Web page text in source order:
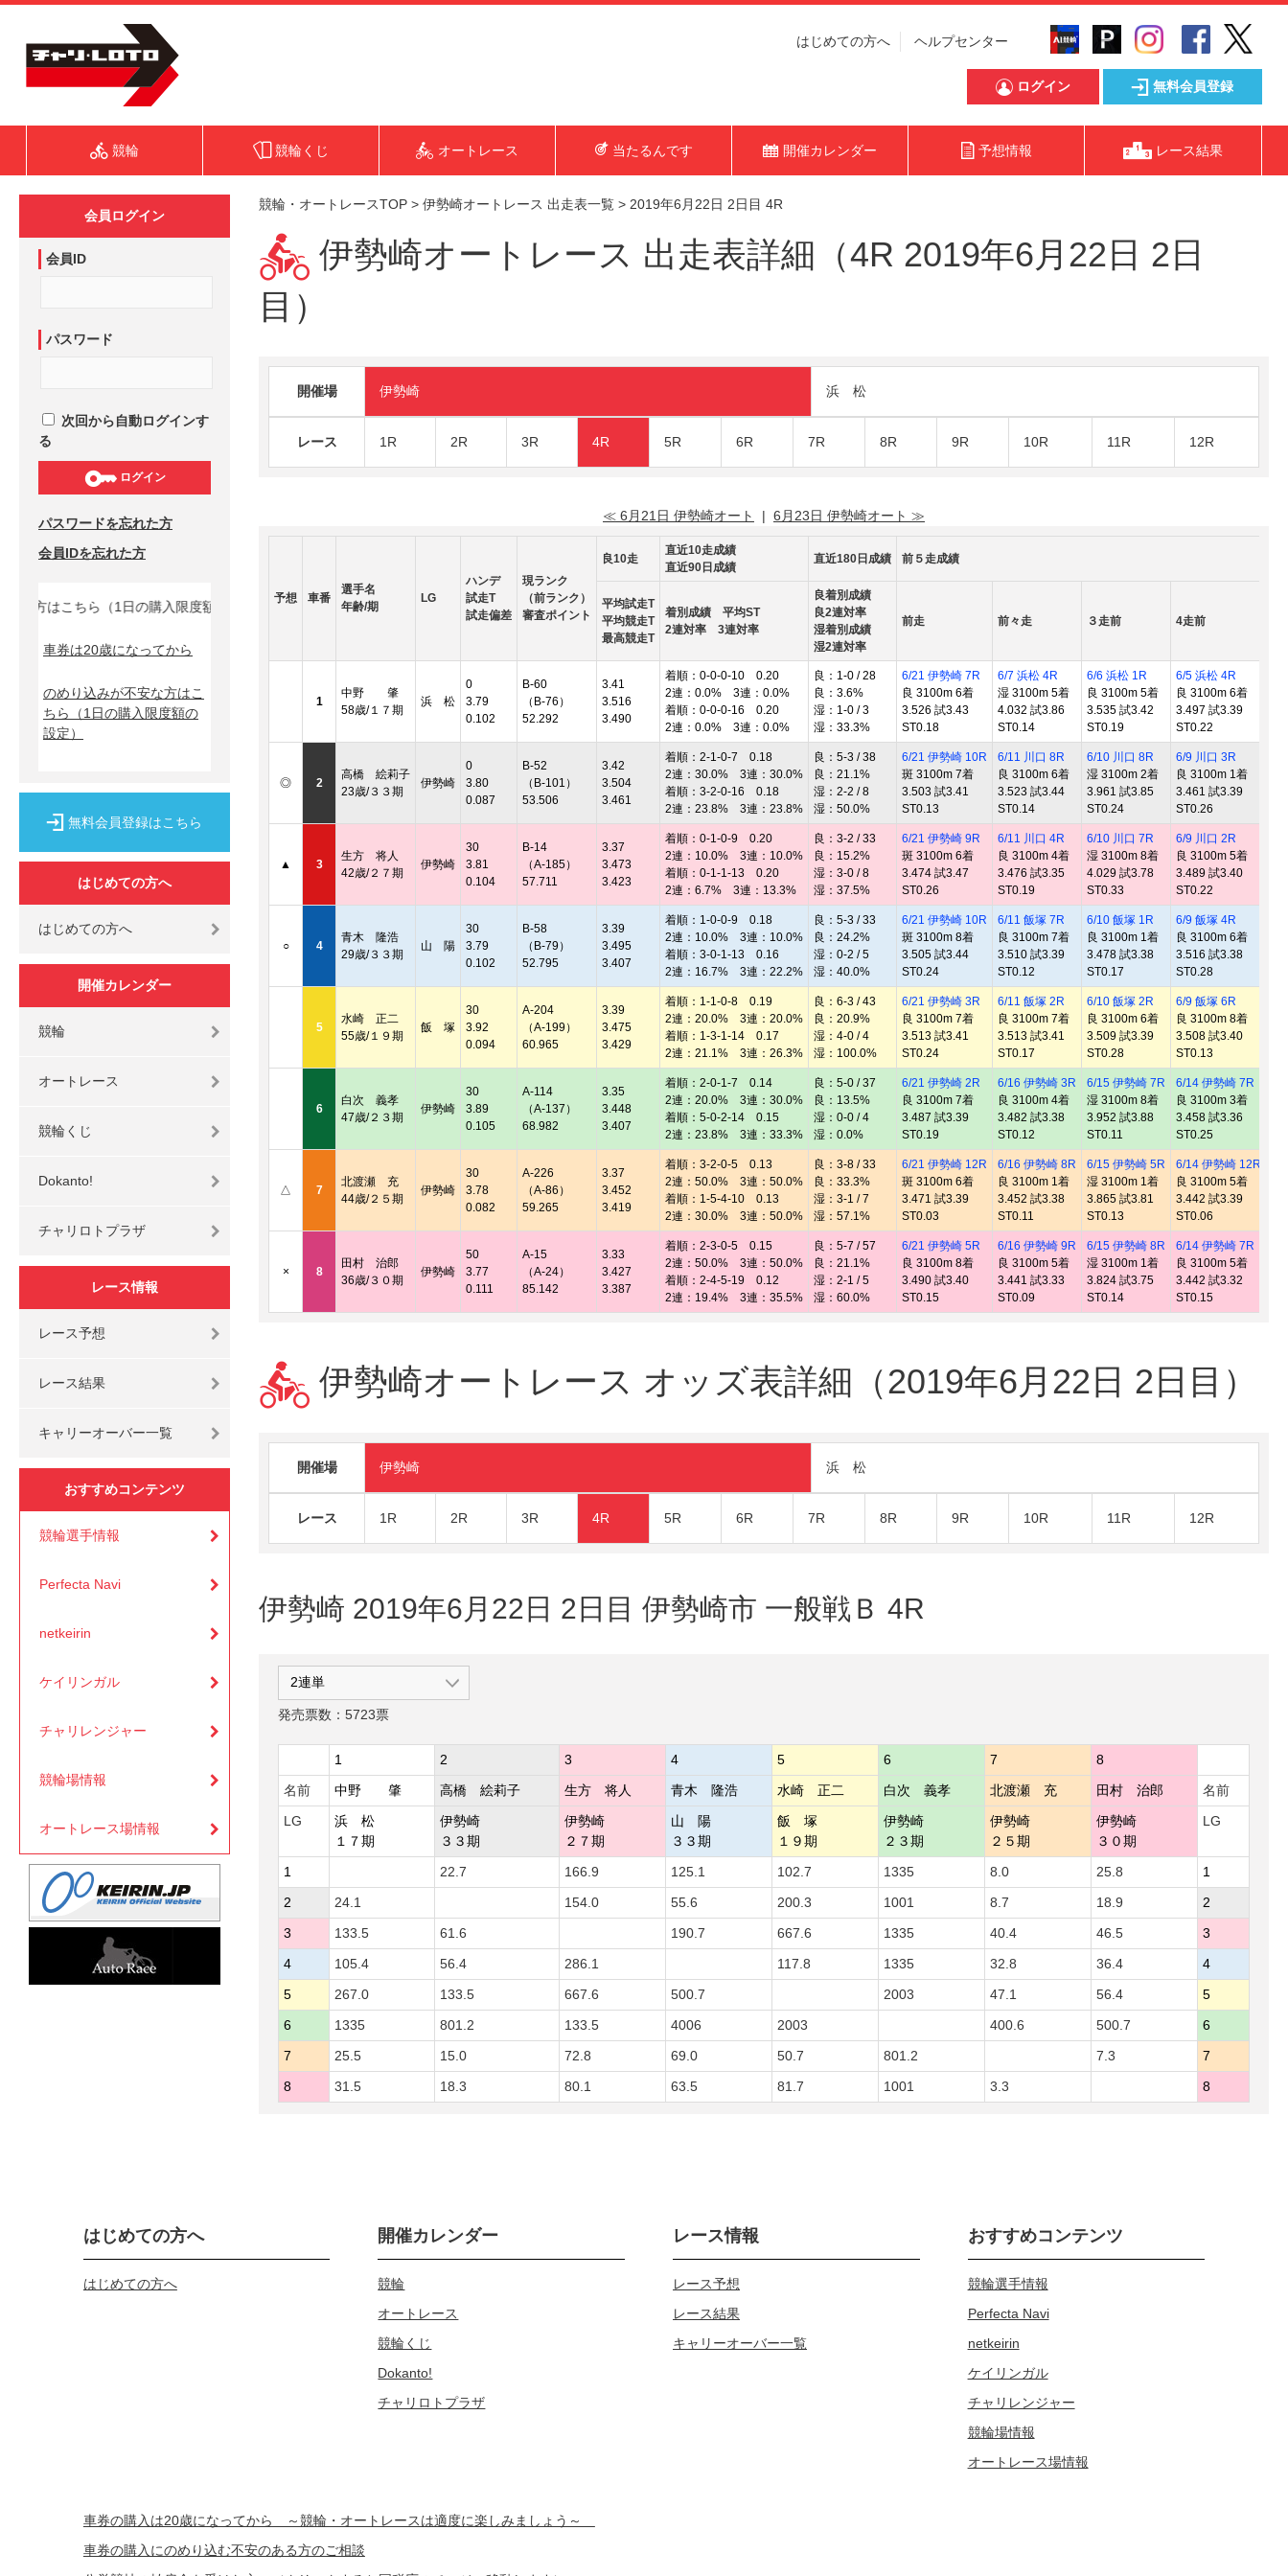
はじめての方へ ヘルプセンター
ログイン 無料会員登録
競輪 競輪くじ オートレース 当たるんです 開催カレンダー 予想情報 レース結果
会員ログイン
会員ID
パスワード
次回から自動ログインす
る
ログイン
パスワードを忘れた方
会員IDを忘れた方
こちら（1日の購入限度額の設定）↓
車券は20歳になってから
のめり込みが不安な方はこ
ちら
（1日の購入限度額の
設定）
無料会員登録はこちら
はじめての方へ
はじめての方へ
開催カレンダー
競輪
オートレース
競輪くじ
Dokanto!
チャリロトプラザ
レース情報
レース予想
レース結果
キャリーオーバー一覧
おすすめコンテンツ
競輪選手情報
Perfecta Navi
netkeirin
ケイリンガル
チャリレンジャー
競輪場情報
オートレース場情報
競輪・オートレースTOP > 伊勢崎オートレース 出走表一覧 > 2019年6月22日 2日目 4R
伊勢崎オートレース 出走表詳細（4R 2019年6月22日 2日
目）
開催場 伊勢崎 浜 松
レース 1R 2R 3R 4R 5R 6R 7R 8R 9R 10R 11R 12R
≪ 6月21日 伊勢崎オート | 6月23日 伊勢崎オート ≫
予想 車番
選手名
年齢/期
LG
ハンデ
試走T
試走偏差
現ランク
（前ランク）
審査ポイント
良10走
直近10走成績
直近90日成績
直近180日成績 前５走成績
平均試走T
平均競走T
最高競走T
着別成績 平均ST
2連対率 3連対率
良着別成績
良2連対率
湿着別成績
湿2連対率
前走 前々走 ３走前 4走前
1
中野 肇
58歳/１７期
浜 松
0
3.79
0.102
B-60
（B-76）
52.292
3.41
3.516
3.490
着順：0-0-0-10 0.20
2連：0.0% 3連：0.0%
着順：0-0-0-16 0.20
2連：0.0% 3連：0.0%
良：1-0 / 28
良：3.6%
湿：1-0 / 3
湿：33.3%
6/21 伊勢崎 7R
良 3100m 6着
3.526 試3.43
ST0.18
6/7 浜松 4R
湿 3100m 5着
4.032 試3.86
ST0.14
6/6 浜松 1R
良 3100m 5着
3.535 試3.42
ST0.19
6/5 浜松 4R
良 3100m 6着
3.497 試3.39
ST0.22
◎ 2
高橋 絵莉子
23歳/３３期
伊勢崎
0
3.80
0.087
B-52
（B-101）
53.506
3.42
3.504
3.461
着順：2-1-0-7 0.18
2連：30.0% 3連：30.0%
着順：3-2-0-16 0.18
2連：23.8% 3連：23.8%
良：5-3 / 38
良：21.1%
湿：2-2 / 8
湿：50.0%
6/21 伊勢崎 10R
斑 3100m 7着
3.503 試3.41
ST0.13
6/11 川口 8R
良 3100m 6着
3.523 試3.44
ST0.14
6/10 川口 8R
湿 3100m 2着
3.961 試3.85
ST0.24
6/9 川口 3R
良 3100m 1着
3.461 試3.39
ST0.26
▲ 3
生方 将人
42歳/２７期
伊勢崎
30
3.81
0.104
B-14
（A-185）
57.711
3.37
3.473
3.423
着順：0-1-0-9 0.20
2連：10.0% 3連：10.0%
着順：0-1-1-13 0.20
2連：6.7% 3連：13.3%
良：3-2 / 33
良：15.2%
湿：3-0 / 8
湿：37.5%
6/21 伊勢崎 9R
斑 3100m 6着
3.474 試3.47
ST0.26
6/11 川口 4R
良 3100m 4着
3.476 試3.35
ST0.19
6/10 川口 7R
湿 3100m 8着
4.029 試3.78
ST0.33
6/9 川口 2R
良 3100m 5着
3.489 試3.40
ST0.22
○ 4
青木 隆浩
29歳/３３期
山 陽
30
3.79
0.102
B-58
（B-79）
52.795
3.39
3.495
3.407
着順：1-0-0-9 0.18
2連：10.0% 3連：10.0%
着順：3-0-1-13 0.16
2連：16.7% 3連：22.2%
良：5-3 / 33
良：24.2%
湿：0-2 / 5
湿：40.0%
6/21 伊勢崎 10R
斑 3100m 8着
3.505 試3.44
ST0.24
6/11 飯塚 7R
良 3100m 7着
3.510 試3.39
ST0.12
6/10 飯塚 1R
良 3100m 1着
3.478 試3.38
ST0.17
6/9 飯塚 4R
良 3100m 6着
3.516 試3.38
ST0.28
5
水崎 正二
55歳/１９期
飯 塚
30
3.92
0.094
A-204
（A-199）
60.965
3.39
3.475
3.429
着順：1-1-0-8 0.19
2連：20.0% 3連：20.0%
着順：1-3-1-14 0.17
2連：21.1% 3連：26.3%
良：6-3 / 43
良：20.9%
湿：4-0 / 4
湿：100.0%
6/21 伊勢崎 3R
良 3100m 7着
3.513 試3.41
ST0.24
6/11 飯塚 2R
良 3100m 7着
3.513 試3.41
ST0.17
6/10 飯塚 2R
良 3100m 6着
3.509 試3.39
ST0.28
6/9 飯塚 6R
良 3100m 8着
3.508 試3.40
ST0.13
6
白次 義孝
47歳/２３期
伊勢崎
30
3.89
0.105
A-114
（A-137）
68.982
3.35
3.448
3.407
着順：2-0-1-7 0.14
2連：20.0% 3連：30.0%
着順：5-0-2-14 0.15
2連：23.8% 3連：33.3%
良：5-0 / 37
良：13.5%
湿：0-0 / 4
湿：0.0%
6/21 伊勢崎 2R
良 3100m 7着
3.487 試3.39
ST0.19
6/16 伊勢崎 3R
良 3100m 4着
3.482 試3.38
ST0.12
6/15 伊勢崎 7R
湿 3100m 8着
3.952 試3.88
ST0.11
6/14 伊勢崎 7R
良 3100m 3着
3.458 試3.36
ST0.25
△ 7
北渡瀬 充
44歳/２５期
伊勢崎
30
3.78
0.082
A-226
（A-86）
59.265
3.37
3.452
3.419
着順：3-2-0-5 0.13
2連：50.0% 3連：50.0%
着順：1-5-4-10 0.13
2連：30.0% 3連：50.0%
良：3-8 / 33
良：33.3%
湿：3-1 / 7
湿：57.1%
6/21 伊勢崎 12R
斑 3100m 6着
3.471 試3.39
ST0.03
6/16 伊勢崎 8R
良 3100m 1着
3.452 試3.38
ST0.11
6/15 伊勢崎 5R
湿 3100m 1着
3.865 試3.81
ST0.13
6/14 伊勢崎 12R
良 3100m 5着
3.442 試3.39
ST0.06
× 8
田村 治郎
36歳/３０期
伊勢崎
50
3.77
0.111
A-15
（A-24）
85.142
3.33
3.427
3.387
着順：2-3-0-5 0.15
2連：50.0% 3連：50.0%
着順：2-4-5-19 0.12
2連：19.4% 3連：35.5%
良：5-7 / 57
良：21.1%
湿：2-1 / 5
湿：60.0%
6/21 伊勢崎 5R
良 3100m 8着
3.490 試3.40
ST0.15
6/16 伊勢崎 9R
良 3100m 5着
3.441 試3.33
ST0.09
6/15 伊勢崎 8R
湿 3100m 1着
3.824 試3.75
ST0.14
6/14 伊勢崎 7R
良 3100m 5着
3.442 試3.32
ST0.15
伊勢崎オートレース オッズ表詳細（2019年6月22日 2日目）
開催場 伊勢崎 浜 松
レース 1R 2R 3R 4R 5R 6R 7R 8R 9R 10R 11R 12R
伊勢崎 2019年6月22日 2日目 伊勢崎市 一般戦Ｂ 4R
発売票数：5723票
1 2 3 4 5 6 7
8
名前
中野 肇 高橋 絵莉子 生方 将人 青木 隆浩 水崎 正二 白次 義孝 北渡瀬 充 田村 治郎
名前
LG
浜 松
１７期
伊勢崎
３３期
伊勢崎
２７期
山 陽
３３期
飯 塚
１９期
伊勢崎
２３期
伊勢崎
２５期
伊勢崎
３０期
LG
1 22.7 166.9 125.1 102.7 1335 8.0 25.8
1
2
24.1 154.0 55.6 200.3 1001 8.7 18.9
2
3
133.5 61.6 190.7 667.6 1335 40.4 46.5
3
4
105.4 56.4 286.1 117.8 1335 32.8 36.4
4
5
267.0 133.5 667.6 500.7 2003 47.1 56.4
5
6
1335 801.2 133.5 4006 2003 400.6 500.7
6
7
25.5 15.0 72.8 69.0 50.7 801.2 7.3
7
8
31.5 18.3 80.1 63.5 81.7 1001 3.3 8
はじめての方へ
はじめての方へ
開催カレンダー
競輪
オートレース
競輪くじ
Dokanto!
チャリロトプラザ
レース情報
レース予想
レース結果
キャリーオーバー一覧
おすすめコンテンツ
競輪選手情報
Perfecta Navi
netkeirin
ケイリンガル
チャリレンジャー
競輪場情報
オートレース場情報
車券の購入は20歳になってから ～競輪・オートレースは適度に楽しみましょう～
車券の購入にのめり込む不安のある方のご相談